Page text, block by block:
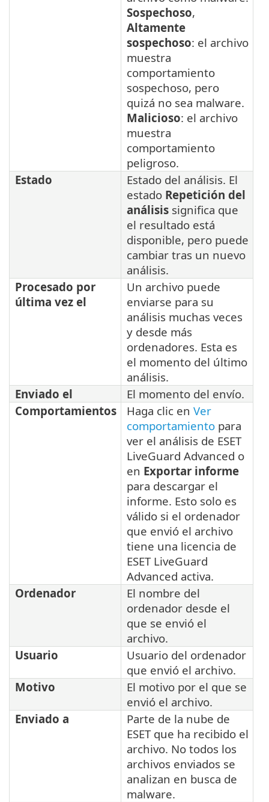
Sospechoso,
Altamente
sospechoso: el archivo
muestra
comportamiento
sospechoso, pero
quizá no sea malware.
Malicioso: el archivo
muestra
comportamiento
peligroso.
Estado
Estado del análisis. El
estado Repetición del
análisis significa que
el resultado está
disponible, pero puede
cambiar tras un nuevo
análisis.
Procesado por
última vez el
Un archivo puede
enviarse para su
análisis muchas veces
y desde más
ordenadores. Esta es
el momento del último
análisis.
Enviado el
El momento del envío.
Comportamientos
Haga clic en Ver
comportamiento para
ver el análisis de ESET
LiveGuard Advanced o
en Exportar informe
para descargar el
informe. Esto solo es
válido si el ordenador
que envió el archivo
tiene una licencia de
ESET LiveGuard
Advanced activa.
Ordenador
El nombre del
ordenador desde el
que se envió el
archivo.
Usuario
Usuario del ordenador
que envió el archivo.
Motivo
El motivo por el que se
envió el archivo.
Enviado a
Parte de la nube de
ESET que ha recibido el
archivo. No todos los
archivos enviados se
analizan en busca de
malware.